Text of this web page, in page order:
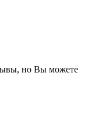
но Вы можете